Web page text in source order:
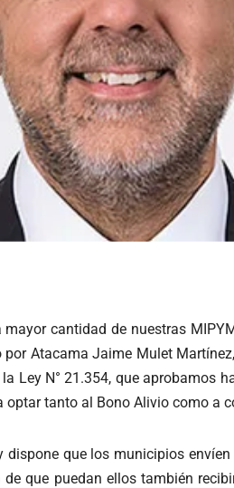
cantidad de nuestras
Atacama Jaime Mulet
Ley N° 21.354, que aprobamos
optar tanto al Bono Alivio como a
dispone que los municipios
que puedan ellos también